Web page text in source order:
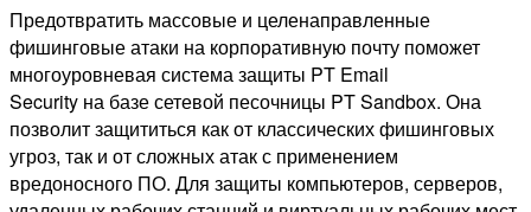
Предотвратить массовые и целенаправленные
фишинговые атаки на корпоративную почту поможет
многоуровневая система защиты PT Email
Security на базе сетевой песочницы PT Sandbox. Она
позволит защититься как от классических фишинговых
угроз, так и от сложных атак с применением
вредоносного ПО. Для защиты компьютеров, серверов,